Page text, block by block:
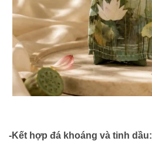
-Kết hợp đá khoáng và tinh dầu: